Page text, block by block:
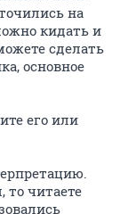
на
кидать и
сделать
основное
его или
читаете